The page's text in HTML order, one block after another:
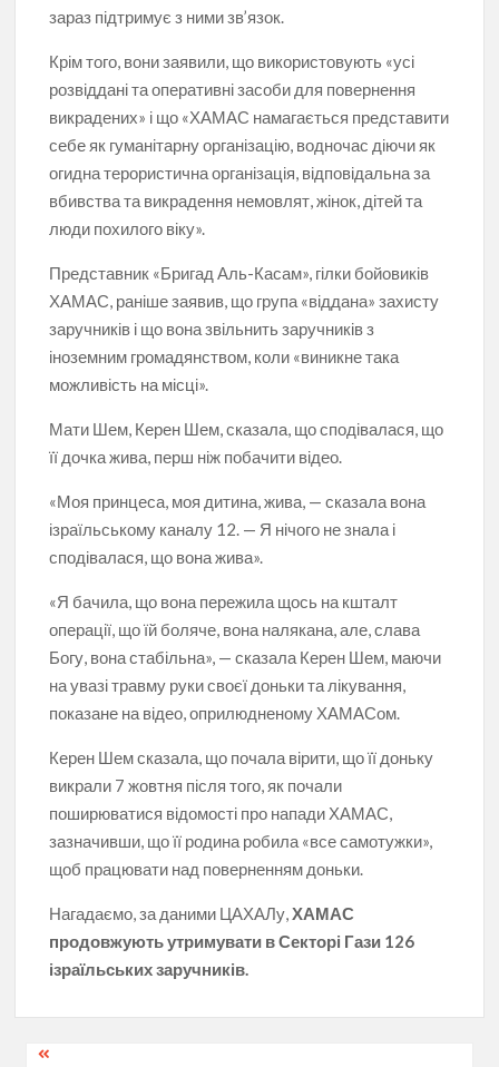
зараз підтримує з ними зв’язок.
Крім того, вони заявили, що використовують «усі
розвіддані та оперативні засоби для повернення
викрадених» і що «ХАМАС намагається представити
себе як гуманітарну організацію, водночас діючи як
огидна терористична організація, відповідальна за
вбивства та викрадення немовлят, жінок, дітей та
люди похилого віку».
Представник «Бригад Аль-Касам», гілки бойовиків
ХАМАС, раніше заявив, що група «віддана» захисту
заручників і що вона звільнить заручників з
іноземним громадянством, коли «виникне така
можливість на місці».
Мати Шем, Керен Шем, сказала, що сподівалася, що
її дочка жива, перш ніж побачити відео.
«Моя принцеса, моя дитина, жива, — сказала вона
ізраїльському каналу 12. — Я нічого не знала і
сподівалася, що вона жива».
«Я бачила, що вона пережила щось на кшталт
операції, що їй боляче, вона налякана, але, слава
Богу, вона стабільна», — сказала Керен Шем, маючи
на увазі травму руки своєї доньки та лікування,
показане на відео, оприлюдненому ХАМАСом.
Керен Шем сказала, що почала вірити, що її доньку
викрали 7 жовтня після того, як почали
поширюватися відомості про напади ХАМАС,
зазначивши, що її родина робила «все самотужки»,
щоб працювати над поверненням доньки.
Нагадаємо, за даними ЦАХАЛу,ХАМАС
продовжують утримувати в Секторі Гази 126
ізраїльських заручників.